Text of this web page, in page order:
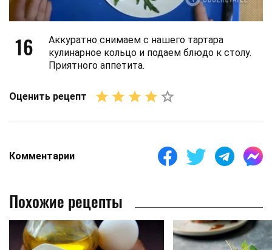
16
Аккуратно снимаем с нашего тартара
кулинарное кольцо и подаем блюдо к столу.
Приятного аппетита.
Оценить рецепт
Комментарии
Похожие рецепты